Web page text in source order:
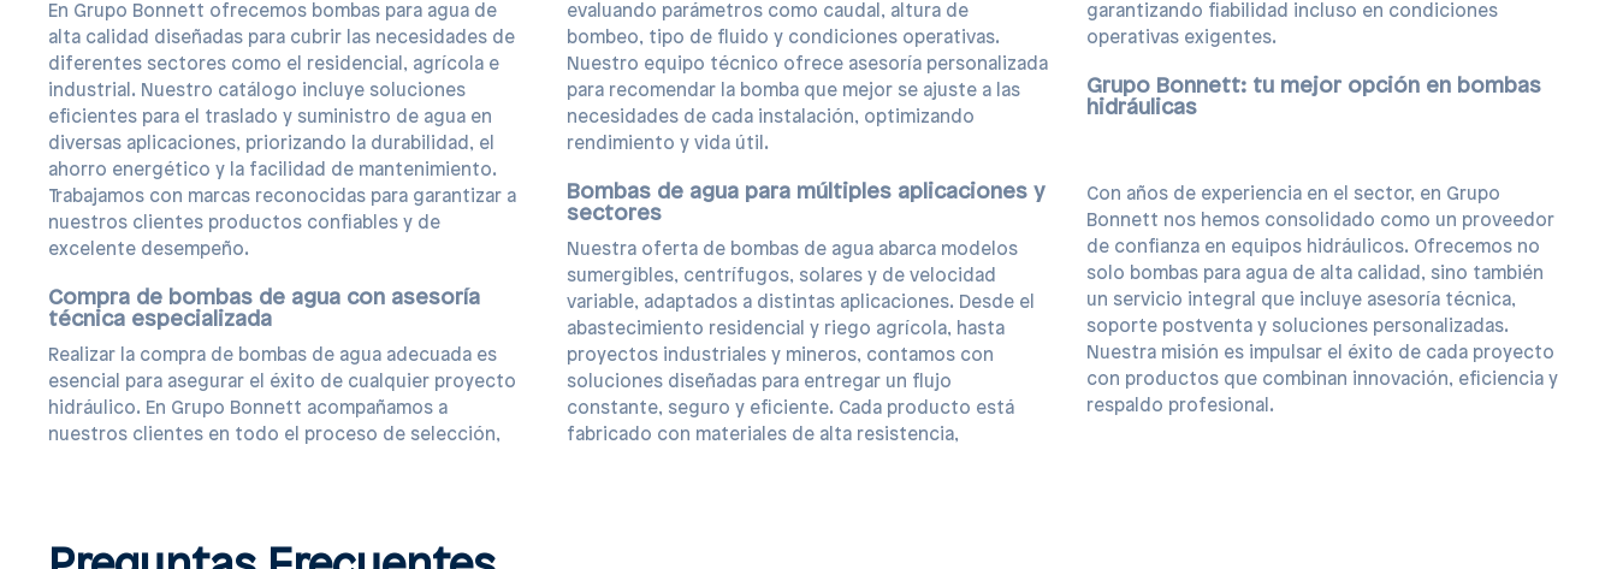
En Grupo Bonnett ofrecemos bombas para agua de
alta calidad diseñadas para cubrir las necesidades de
diferentes sectores como el residencial, agrícola e
industrial. Nuestro catálogo incluye soluciones
eficientes para el traslado y suministro de agua en
diversas aplicaciones, priorizando la durabilidad, el
ahorro energético y la facilidad de mantenimiento.
Trabajamos con marcas reconocidas para garantizar a
nuestros clientes productos confiables y de
excelente desempeño.
Compra de bombas de agua con asesoría
técnica especializada
Realizar la compra de bombas de agua adecuada es
esencial para asegurar el éxito de cualquier proyecto
hidráulico. En Grupo Bonnett acompañamos a
nuestros clientes en todo el proceso de selección,
evaluando parámetros como caudal, altura de
bombeo, tipo de fluido y condiciones operativas.
Nuestro equipo técnico ofrece asesoría personalizada
para recomendar la bomba que mejor se ajuste a las
necesidades de cada instalación, optimizando
rendimiento y vida útil.
Bombas de agua para múltiples aplicaciones y
sectores
Nuestra oferta de bombas de agua abarca modelos
sumergibles, centrífugos, solares y de velocidad
variable, adaptados a distintas aplicaciones. Desde el
abastecimiento residencial y riego agrícola, hasta
proyectos industriales y mineros, contamos con
soluciones diseñadas para entregar un flujo
constante, seguro y eficiente. Cada producto está
fabricado con materiales de alta resistencia,
garantizando fiabilidad incluso en condiciones
operativas exigentes.
Grupo Bonnett: tu mejor opción en bombas
hidráulicas
Con años de experiencia en el sector, en Grupo
Bonnett nos hemos consolidado como un proveedor
de confianza en equipos hidráulicos. Ofrecemos no
solo bombas para agua de alta calidad, sino también
un servicio integral que incluye asesoría técnica,
soporte postventa y soluciones personalizadas.
Nuestra misión es impulsar el éxito de cada proyecto
con productos que combinan innovación, eficiencia y
respaldo profesional.